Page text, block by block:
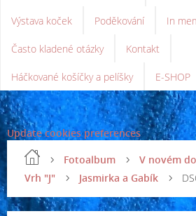
Výstava koček Poděkování In
Často kladené otázky Kontakt
Háčkované košíčky a pelíšky E-SHOP
Update cookies preferences
Fotoalbum
V novém
Vrh "J"
Jasmirka a Gabík